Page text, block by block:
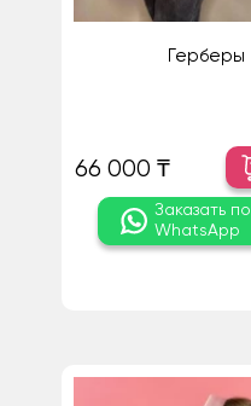
Герберы
66 000 ₸
Заказать по
WhatsApp